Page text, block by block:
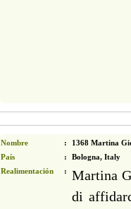
Nombre :
1368 Martina
País
:
Bologna, Italy
Realimentación
:
Martina
di